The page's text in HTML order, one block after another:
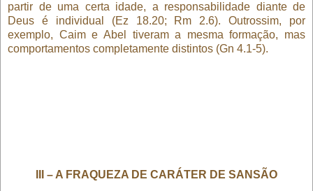
partir de uma certa idade, a responsabilidade diante de
Deus é individual (Ez 18.20; Rm 2.6). Outrossim, por
exemplo, Caim e Abel tiveram a mesma formação, mas
comportamentos completamente distintos (Gn 4.1-5).
III – A FRAQUEZA DE CARÁTER DE SANSÃO